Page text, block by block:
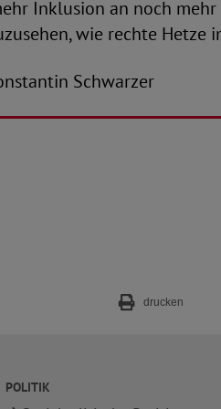
Inklusion an noch
wie rechte Hetze
Schwarzer
drucken
POLITIK